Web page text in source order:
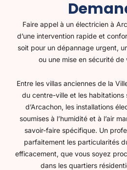
Faire appel à un électricien à
d’une intervention rapide et
soit pour un dépannage urgent,
ou une mise en sécurité de
Entre les villas anciennes de la
du centre-ville et les habitations
d’Arcachon, les installations
soumises à l’humidité et à l’air
savoir-faire spécifique. Un
parfaitement les particularités
efficacement, que vous soyez
dans les quartiers